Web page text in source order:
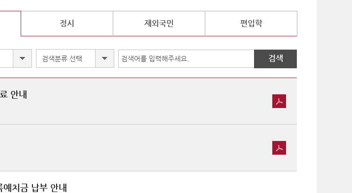
정시 재외국민 편입학
검색분류 선택 검색
안내
치금 납부 안내